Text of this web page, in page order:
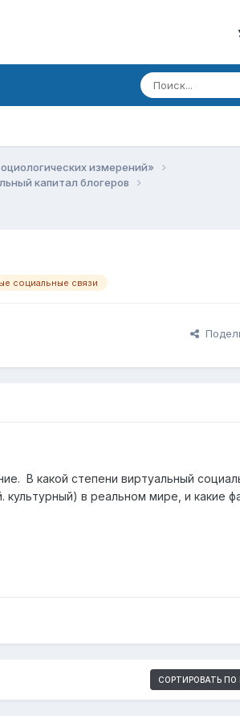
измерений»
капитал блогеров
социальные связи
В какой степени виртуальный
культурный) в реальном мире, и какие
СОРТИРОВАТЬ